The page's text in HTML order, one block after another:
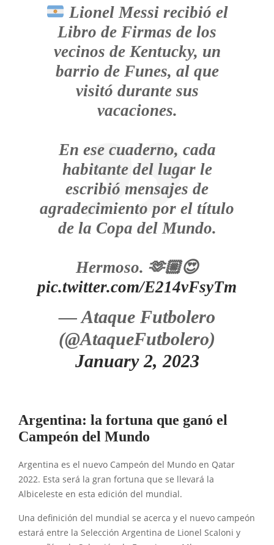
Lionel Messi recibió el
Libro de Firmas de los
vecinos de Kentucky, un
barrio de Funes, al que
visitó durante sus
vacaciones.
En ese cuaderno, cada
habitante del lugar le
escribió mensajes de
agradecimiento por el título
de la Copa del Mundo.
Hermoso. 🫶🏼😍
pic.twitter.com/E214vFsyTm
— Ataque Futbolero
(@AtaqueFutbolero)
January 2, 2023
Argentina: la fortuna que ganó el
Campeón del Mundo
Argentina es el nuevo Campeón del Mundo en Qatar
2022. Esta será la gran fortuna que se llevará la
Albiceleste en esta edición del mundial.
Una definición del mundial se acerca y el nuevo campeón
estará entre la Selección Argentina de Lionel Scaloni y